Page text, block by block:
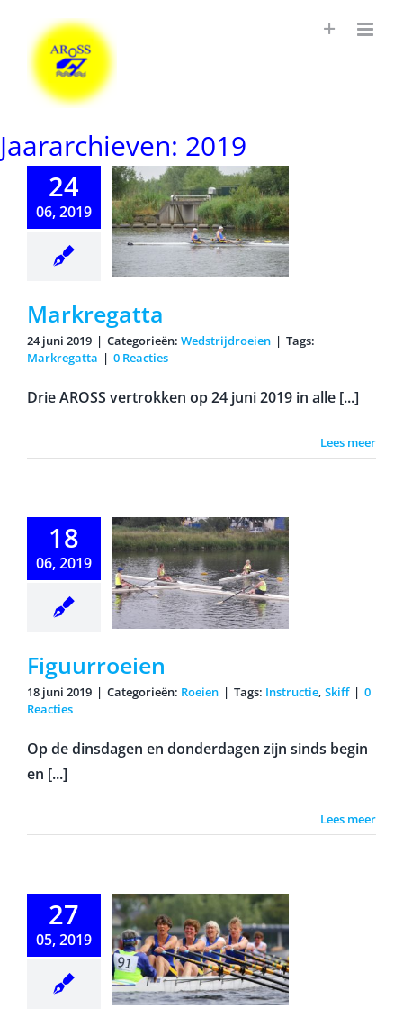
Jaararchieven: 2019
24
06, 2019
Markregatta
24 juni 2019 | Categorieën: Wedstrijdroeien | Tags:
Markregatta | 0 Reacties
Drie AROSS vertrokken op 24 juni 2019 in alle [...]
Lees meer
18
06, 2019
Figuurroeien
18 juni 2019 | Categorieën: Roeien | Tags: Instructie, Skiff | 0
Reacties
Op de dinsdagen en donderdagen zijn sinds begin
en [...]
Lees meer
27
05, 2019